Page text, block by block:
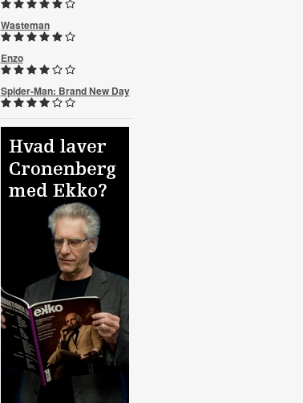
Wasteman
Enzo
Spider-Man: Brand New Day